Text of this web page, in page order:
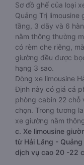
Sơ đồ ghế của loại
Quảng Trị
tầng, 3 dãy và 6
nằm thông thường
có rèm che riêng,
giường đều được
hạng 3 sao.
Dòng xe limousine
Định này có giá cả
phòng cabin 22 chỗ
chọn. Trong tương
xe giường nằm
c. Xe limousine
từ Hải Lăng -
dịch vụ cao 20 -22